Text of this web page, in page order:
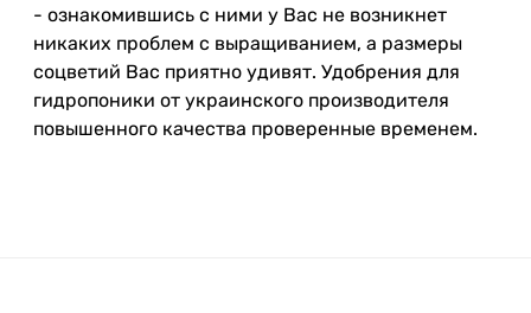
- ознакомившись с ними у Вас не возникнет
никаких проблем с выращиванием, а размеры
соцветий Вас приятно удивят. Удобрения для
гидропоники от украинского производителя
повышенного качества проверенные временем.